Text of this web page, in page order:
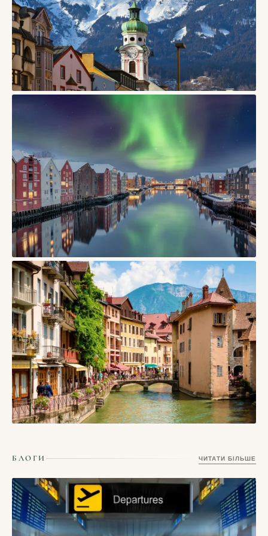
Інсбрук — місто в Австрії, де старий центр дивиться прямо
03/06/2026
СТАТТІ
Тронгейм, Норвегія – місто Нідароського собору,
дерев’яних складів і студентського північного ритму
17/05/2026
Ансі, Франція — альпійське місто каналів, прозорого озера
17/05/2026
БЛОГИ ЧИТАТИ БІЛЬШЕ